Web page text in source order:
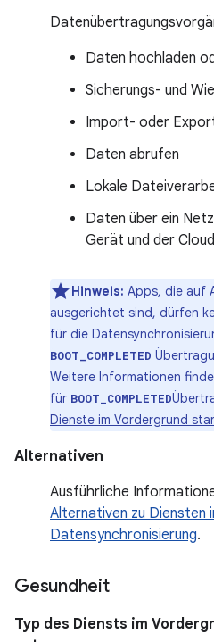
Daten hochladen
Sicherungs- und
Import- oder
Daten abrufen
Lokale
Daten über ein
Gerät und der
Hinweis: Apps, die auf
ausgerichtet sind, dürfen
für die
BOOT_COMPLETED
Weitere Informationen
für BOOT_COMPLETED
Dienste im Vordergrund
Alternativen
Ausführliche
Alternativen zu Diensten
Datensynchronisierung.
Gesundheit
Typ des Diensts im